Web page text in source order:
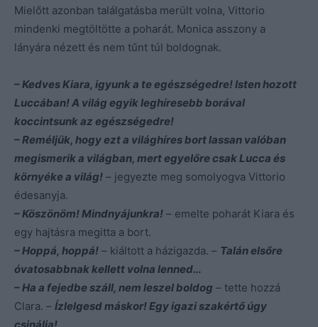
Mielőtt azonban találgatásba merült volna, Vittorio
mindenki megtöltötte a poharát. Monica asszony a
lányára nézett és nem tűnt túl boldognak.
– Kedves Kiara, igyunk a te egészségedre! Isten hozott
Luccában! A világ egyik leghíresebb borával
koccintsunk az egészségedre!
– Reméljük, hogy ezt a világhíres bort lassan valóban
megismerik a világban, mert egyelőre csak Lucca és
környéke a világ! – jegyezte meg somolyogva Vittorio
édesanyja.
– Köszönöm! Mindnyájunkra! – emelte poharát Kiara és
egy hajtásra megitta a bort.
– Hoppá, hoppá! – kiáltott a házigazda. – Talán elsőre
óvatosabbnak kellett volna lenned…
– Ha a fejedbe száll, nem leszel boldog – tette hozzá
Clara. – Ízlelgesd máskor! Egy igazi szakértő úgy